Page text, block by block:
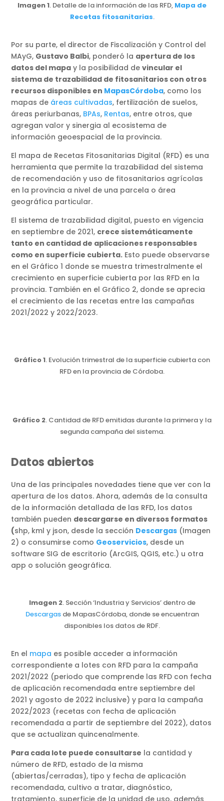
Imagen 1. Detalle de la información de las RFD, Mapa de
Recetas fitosanitarias.
Por su parte, el director de Fiscalización y Control del
MAyG, Gustavo Balbi, ponderó la apertura de los
datos del mapa y la posibilidad devincular el
sistema de trazabilidad de fitosanitarios con otros
recursos disponibles en MapasCórdoba, como los
mapas de áreas cultivadas, fertilización de suelos,
áreas periurbanas, BPAs, Rentas, entre otros, que
agregan valor y sinergia al ecosistema de
información geoespacial de la provincia.
El mapa de Recetas Fitosanitarias Digital (RFD) es una
herramienta que permite la trazabilidad del sistema
de recomendación y uso de fitosanitarios agrícolas
en la provincia a nivel de una parcela o área
geográfica particular.
El sistema de trazabilidad digital, puesto en vigencia
en septiembre de 2021, crece sistemáticamente
tanto en cantidad de aplicaciones responsables
como en superficie cubierta. Esto puede observarse
en el Gráfico 1 donde se muestra trimestralmente el
crecimiento en superficie cubierta por las RFD en la
provincia. También en el Gráfico 2, donde se aprecia
el crecimiento de las recetas entre las campañas
2021/2022 y 2022/2023.
Gráfico 1. Evolución trimestral de la superficie cubierta con
RFD en la provincia de Córdoba.
Gráfico 2. Cantidad de RFD emitidas durante la primera y la
segunda campaña del sistema.
Datos abiertos
Una de las principales novedades tiene que ver con la
apertura de los datos. Ahora, además de la consulta
de la información detallada de las RFD, los datos
también pueden descargarse en diversos formatos
(shp, kml y json, desde la sección Descargas (Imagen
2) o consumirse como Geoservicios, desde un
software SIG de escritorio (ArcGIS, QGIS, etc.) u otra
app o solución geográfica.
Imagen 2. Sección ‘Industria y Servicios’ dentro de
Descargasde MapasCórdoba, donde se encuentran
disponibles los datos de RDF.
En el mapa es posible acceder a información
correspondiente a lotes con RFD para la campaña
2021/2022 (periodo que comprende las RFD con fecha
de aplicación recomendada entre septiembre del
2021 y agosto de 2022 inclusive) y para la campaña
2022/2023 (recetas con fecha de aplicación
recomendada a partir de septiembre del 2022), datos
que se actualizan quincenalmente.
Para cada lote puede consultarse la cantidad y
número de RFD, estado de la misma
(abiertas/cerradas), tipo y fecha de aplicación
recomendada, cultivo a tratar, diagnóstico,